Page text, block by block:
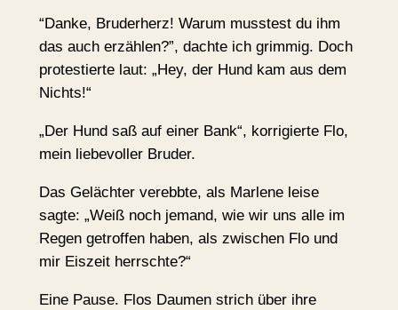
“Danke, Bruderherz! Warum musstest du ihm
das auch erzählen?”, dachte ich grimmig. Doch
protestierte laut: „Hey, der Hund kam aus dem
Nichts!“
„Der Hund saß auf einer Bank“, korrigierte Flo,
mein liebevoller Bruder.
Das Gelächter verebbte, als Marlene leise
sagte: „Weiß noch jemand, wie wir uns alle im
Regen getroffen haben, als zwischen Flo und
mir Eiszeit herrschte?“
Eine Pause. Flos Daumen strich über ihre